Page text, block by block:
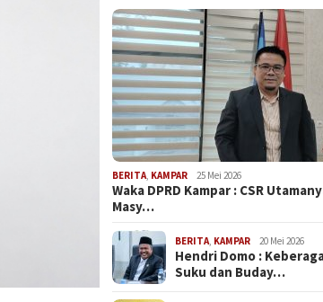
BERITA KAMPAR 25 Mei 2026
Waka DPRD Kampar : CSR
Masy…
BERITA KAMPAR 20 Mei 2026
Hendri Domo :
Suku dan Buday…